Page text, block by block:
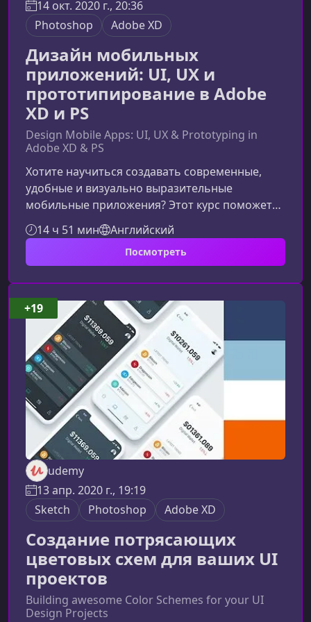
14 окт. 2020 г., 20:36
Photoshop
Adobe XD
Дизайн мобильных
приложений: UI, UX и
прототипирование в Adobe
XD и PS
Design Mobile Apps: UI, UX & Prototyping in
Adobe XD & PS
Хотите научиться создавать современные,
удобные и визуально выразительные
мобильные приложения? Этот курс поможет
вам овладеть полным циклом UI/UX‑дизайна
— от идеи и прототипа до готового макета для
разработчиков. Вы разберёте ключевые
научитесь формировать дизайн‑системы,
которые работают на любых устройствах.Что
включает обучениеКурс сочетает в себе
практику, фундаментальные принципы
дизайна и реал
14 ч 51 мин Английский
Посмотреть
udemy
13 апр. 2020 г., 19:19
Sketch
Photoshop Adobe XD
Создание потрясающих
цветовых схем для ваших UI
проектов
Building awesome Color Schemes for your UI
Design Projects
+19